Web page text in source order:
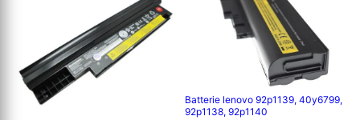
Batterie lenovo 92p1139, 40y6799,
92p1138, 92p1140